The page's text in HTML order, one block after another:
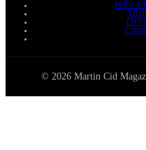
ĐIỀU
© 2026 Martin Cid